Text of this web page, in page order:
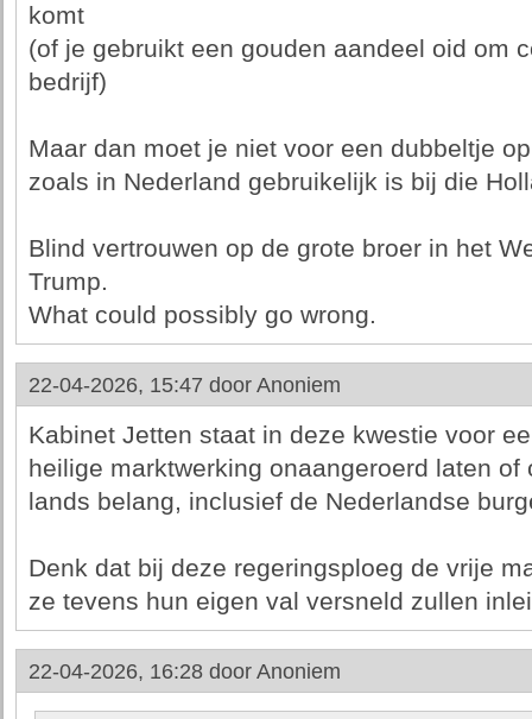
komt
(of je gebruikt een gouden aandeel oid om
bedrijf)
Maar dan moet je niet voor een dubbeltje
zoals in Nederland gebruikelijk is bij die
Blind vertrouwen op de grote broer in het
Trump.
What could possibly go wrong.
22-04-2026, 15:47 door Anoniem
Kabinet Jetten staat in deze kwestie voor
heilige marktwerking onaangeroerd laten
lands belang, inclusief de Nederlandse
Denk dat bij deze regeringsploeg de vrije
ze tevens hun eigen val versneld zullen
22-04-2026, 16:28 door Anoniem